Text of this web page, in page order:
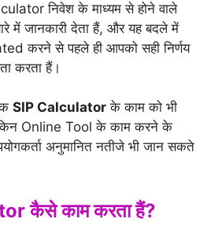
निवेश के माध्यम से होने वाले
में जानकारी देता हैं, और यह बदले में
करने से पहले ही आपको सही निर्णय
करता हैं।
SIP Calculator के काम को भी
Online Tool के काम करने के
अनुमानित नतीजे भी जान सकते
कैसे काम करता हैं?